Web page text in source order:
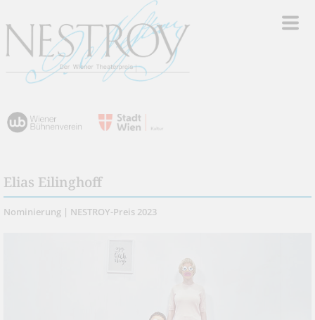
Elias Eilinghoff
Nominierung | NESTROY-Preis 2023